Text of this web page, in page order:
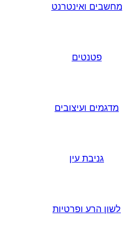
מחשבים ואינטרנט
פטנטים
מדגמים ועיצובים
גניבת עין
לשון הרע ופרטיות